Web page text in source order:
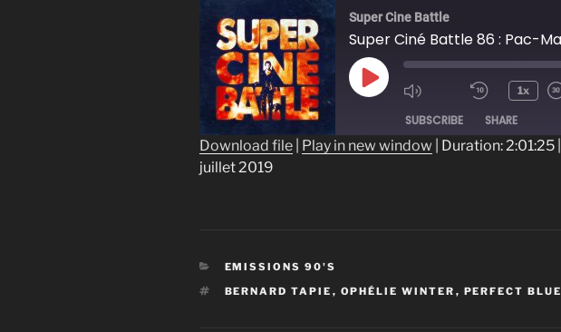
Super Cine Battle
Play
1x
SUBSCRIBE SHARE
SHARE
Download file Play in new window Duration: 2:01:25
juillet 2019
CATÉGORIES
EMISSIONS 90'S
ÉTIQUETTES
BERNARD TAPIE , OPHÉLIE WINTER , PERFECT BLUE